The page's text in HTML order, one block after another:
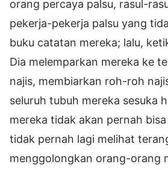
orang percaya palsu, rasul-
pekerja-pekerja palsu yang
buku catatan mereka; lalu,
Dia melemparkan mereka ke
najis, membiarkan roh-roh
seluruh tubuh mereka sesuka
mereka tidak akan pernah
tidak pernah lagi melihat
menggolongkan orang-orang